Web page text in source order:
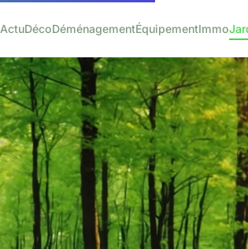
ActuDécoDéménagementÉquipementImmo